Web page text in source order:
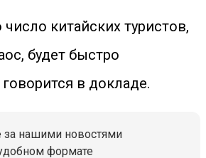
китайских туристов,
будет быстро
в докладе.
за нашими новостями
формате